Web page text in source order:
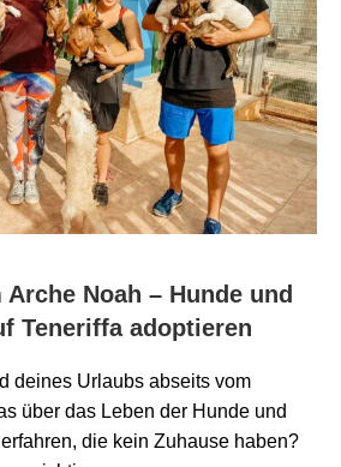
Noah – Hunde und
Teneriffa adoptieren
deines Urlaubs abseits vom
über das Leben der Hunde und
die kein Zuhause haben?